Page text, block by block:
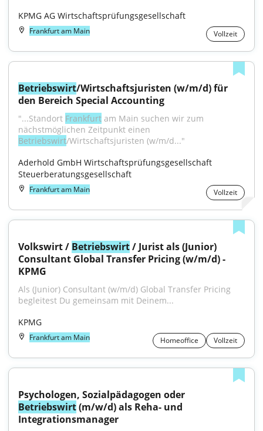
KPMG AG Wirtschaftsprüfungsgesellschaft
Frankfurt am Main Vollzeit
Betriebswirt/Wirtschaftsjuristen (w/m/d) für
den Bereich Special Accounting
"...Standort Frankfurt am Main suchen wir zum
Betriebswirt/Wirtschaftsjuristen (w/m/d..."
Aderhold GmbH Wirtschaftsprüfungsgesellschaft
Steuerberatungsgesellschaft
Frankfurt am Main Vollzeit
Volkswirt / Betriebswirt / Jurist als (Junior)
Consultant Global Transfer Pricing (w/m/d) -
KPMG
Als (Junior) Consultant (w/m/d) Global Transfer Pricing
begleitest Du gemeinsam mit Deinem...
KPMG
Frankfurt am Main Homeoffice Vollzeit
Betriebswirt (m/w/d) als Reha- und
Integrationsmanager